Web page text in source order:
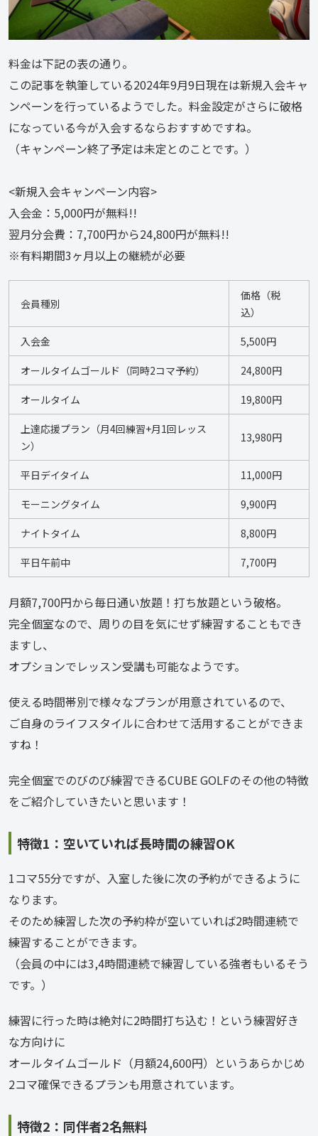
料金は下記の表の通り。
この記事を執筆している2024年9月9日現在は新規入会キャ
ンペーンを行っているようでした。料金設定がさらに破格
になっている今が入会するならおすすめですね。
（キャンペーン終了予定は未定とのことです。）
<新規入会キャンペーン内容>
入会金：5,000円が無料!!
翌月分会費：7,700円から24,800円が無料!!
※有料期間3ヶ月以上の継続が必要
会員種別
価格（税
込）
入会金 5,500円
オールタイムゴールド（同時2コマ予約） 24,800円
オールタイム 19,800円
上達応援プラン（月4回練習+月1回レッス
ン）
13,980円
平日デイタイム 11,000円
モーニングタイム 9,900円
ナイトタイム 8,800円
平日午前中 7,700円
月額7,700円から毎日通い放題！打ち放題という破格。
完全個室なので、周りの目を気にせず練習することもでき
ますし、
オプションでレッスン受講も可能なようです。
使える時間帯別で様々なプランが用意されているので、
ご自身のライフスタイルに合わせて活用することができま
すね！
完全個室でのびのび練習できるCUBE GOLFのその他の特徴
をご紹介していきたいと思います！
特徴1：空いていれば長時間の練習OK
1コマ55分ですが、入室した後に次の予約ができるように
なります。
そのため練習した次の予約枠が空いていれば2時間連続で
練習することができます。
（会員の中には3,4時間連続で練習している強者もいるそう
です。）
練習に行った時は絶対に2時間打ち込む！という練習好き
な方向けに
オールタイムゴールド（月額24,600円）というあらかじめ
2コマ確保できるプランも用意されています。
特徴2：同伴者2名無料